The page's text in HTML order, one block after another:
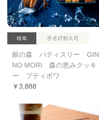
銀の森 パティスリー GIN
NO MORI 森の恵みクッキ
ー プティボワ
￥3,888